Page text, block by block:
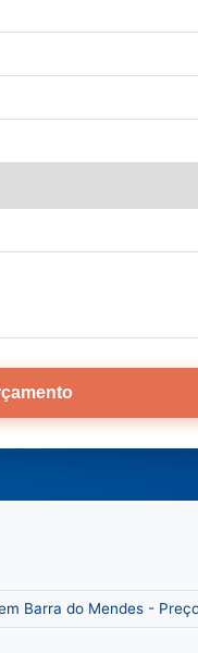
Barra do Mendes -